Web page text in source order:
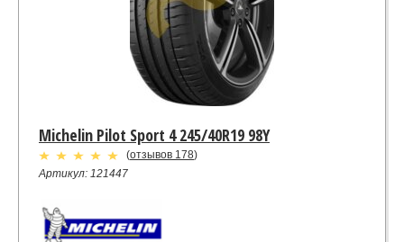
Michelin Pilot Sport 4 245/40R19 98Y
(отзывов 178)
Артикул: 121447